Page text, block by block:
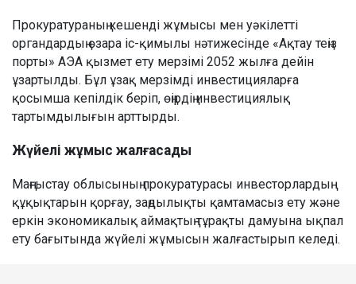
Прокуратураның кешенді жұмысы мен уәкілетті
органдардың өзара іс-қимылы нәтижесінде «Ақтау теңіз
порты» АЭА қызмет ету мерзімі 2052 жылға дейін
ұзартылды. Бұл ұзақ мерзімді инвестицияларға
қосымша кепілдік беріп, өңірдің инвестициялық
тартымдылығын арттырды.
Жүйелі жұмыс жалғасады
Маңғыстау облысының прокуратурасы инвесторлардың
құқықтарын қорғау, заңдылықты қамтамасыз ету және
еркін экономикалық аймақтың тұрақты дамуына ықпал
ету бағытында жүйелі жұмысын жалғастырып келеді.